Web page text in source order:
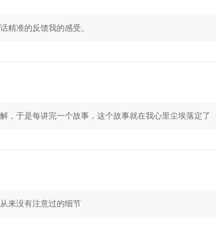
精准的反馈我的感受。
，于是每讲完一个故事，这个故事就在我心里尘埃落定了
来没有注意过的细节